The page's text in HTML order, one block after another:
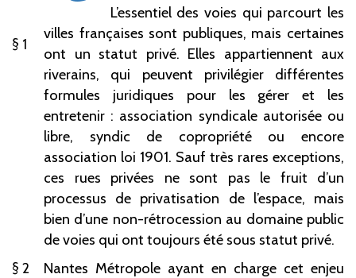
1
L’essentiel des voies qui parcourt les
villes françaises sont publiques, mais certaines
ont un statut privé. Elles appartiennent aux
riverains, qui peuvent privilégier différentes
formules juridiques pour les gérer et les
entretenir : association syndicale autorisée ou
libre, syndic de copropriété ou encore
association loi 1901. Sauf très rares exceptions,
ces rues privées ne sont pas le fruit d’un
processus de privatisation de l’espace, mais
bien d’une non-rétrocession au domaine public
de voies qui ont toujours été sous statut privé.
2
Nantes Métropole ayant en charge cet enjeu